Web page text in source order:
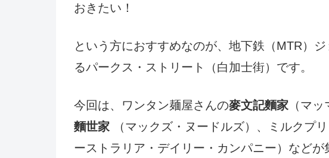
おきたい！
という方におすすめなのが、地下鉄（MTR）
るパークス・ストリート（白加士街）です。
今回は、ワンタン麺屋さんの麥文記麵家 （マ
麵世家
（マックズ・ヌードルズ）、 ミルクプ
ーストラリア・デイリー・カンパニー） などが